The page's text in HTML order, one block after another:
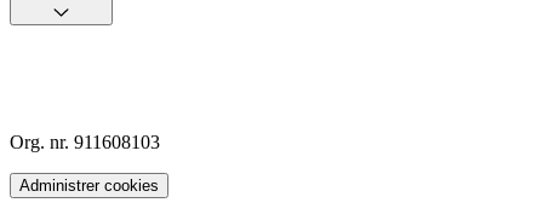
Org. nr. 911608103
Administrer cookies